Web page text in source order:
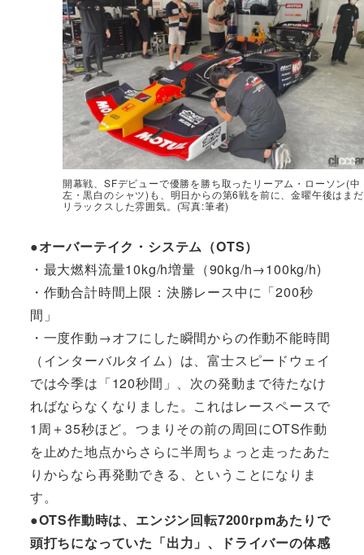
開幕戦、SFデビューで優勝を勝ち取ったリーアム・ローソン(中
左・黒白のシャツ)も、明日からの第6戦を前に、金曜午後はまだ
リラックスした雰囲気。(写真:筆者)
●オーバーテイク・システム（OTS）
・最大燃料流量10kg/h増量（90kg/h→100kg/h)
・作動合計時間上限：決勝レース中に「200秒
間」
・一度作動→オフにした瞬間からの作動不能時間
（インターバルタイム）は、富士スピードウェイ
では今季は「120秒間」、次の発動まで待たなけ
ればならなくなりました。これはレースペースで
1周＋35秒ほど。つまりその前の周回にOTS作動
を止めた地点からさらに半周ちょっと走ったあた
りからなら再発動できる、ということになりま
す。
●OTS作動時は、エンジン回転7200rpmあたりで
頭打ちになっていた「出力」、ドライバーの体感